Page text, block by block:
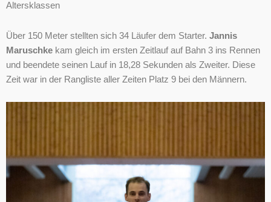
Altersklassen
Über 150 Meter stellten sich 34 Läufer dem Starter. Jannis
Maruschke kam gleich im ersten Zeitlauf auf Bahn 3 ins Rennen
und beendete seinen Lauf in 18,28 Sekunden als Zweiter. Diese
Zeit war in der Rangliste aller Zeiten Platz 9 bei den Männern.